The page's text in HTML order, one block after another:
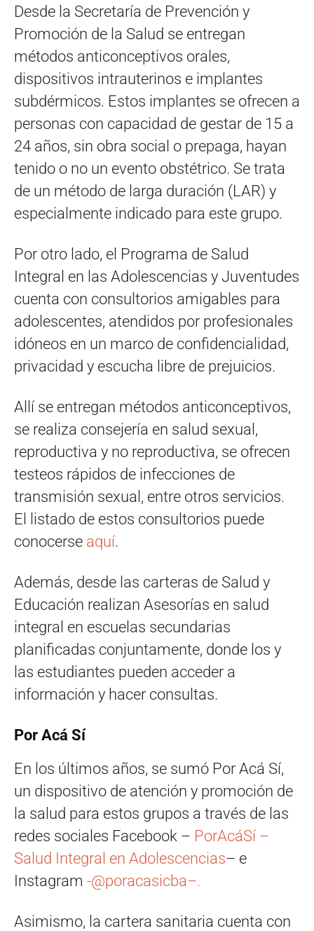
Desde la Secretaría de Prevención y
Promoción de la Salud se entregan
métodos anticonceptivos orales,
dispositivos intrauterinos e implantes
subdérmicos. Estos implantes se ofrecen a
personas con capacidad de gestar de 15 a
24 años, sin obra social o prepaga, hayan
tenido o no un evento obstétrico. Se trata
de un método de larga duración (LAR) y
especialmente indicado para este grupo.
Por otro lado, el Programa de Salud
Integral en las Adolescencias y Juventudes
cuenta con consultorios amigables para
adolescentes, atendidos por profesionales
idóneos en un marco de confidencialidad,
privacidad y escucha libre de prejuicios.
Allí se entregan métodos anticonceptivos,
se realiza consejería en salud sexual,
reproductiva y no reproductiva, se ofrecen
testeos rápidos de infecciones de
transmisión sexual, entre otros servicios.
El listado de estos consultorios puede
conocerse aquí.
Además, desde las carteras de Salud y
Educación realizan Asesorías en salud
integral en escuelas secundarias
planificadas conjuntamente, donde los y
las estudiantes pueden acceder a
información y hacer consultas.
Por Acá Sí
En los últimos años, se sumó Por Acá Sí,
un dispositivo de atención y promoción de
la salud para estos grupos a través de las
redes sociales Facebook – PorAcáSí –
Salud Integral en Adolescencias– e
Instagram -@poracasicba–.
Asimismo, la cartera sanitaria cuenta con